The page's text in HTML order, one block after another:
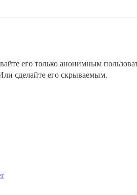
его только анонимным
сделайте его скрываемым.